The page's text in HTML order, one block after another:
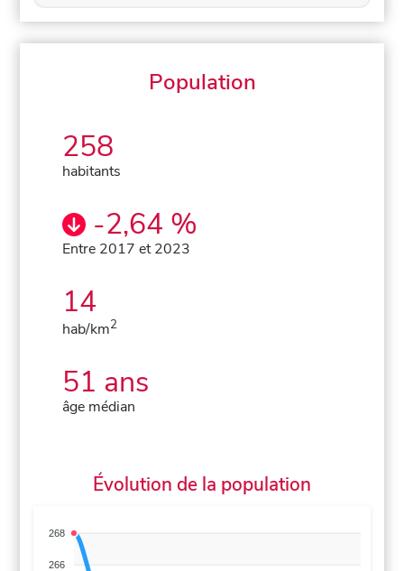
Population
258
habitants
-2,64 %
Entre 2017 et 2023
14
hab/km2
51 ans
âge médian
Évolution de la population
268
266